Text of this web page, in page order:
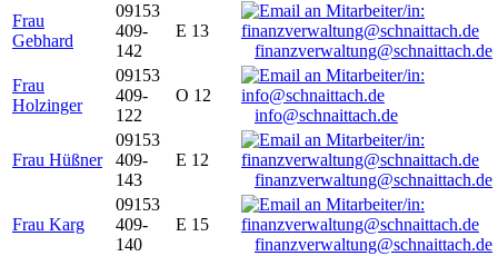
Frau
Gebhard
09153
409-
142
E 13
finanzverwaltung@schnaittach.de
Frau
Holzinger
09153
409-
122
O 12
info@schnaittach.de
Frau Hüßner
09153
409-
143
E 12
finanzverwaltung@schnaittach.de
Frau Karg
09153
409-
140
E 15
finanzverwaltung@schnaittach.de